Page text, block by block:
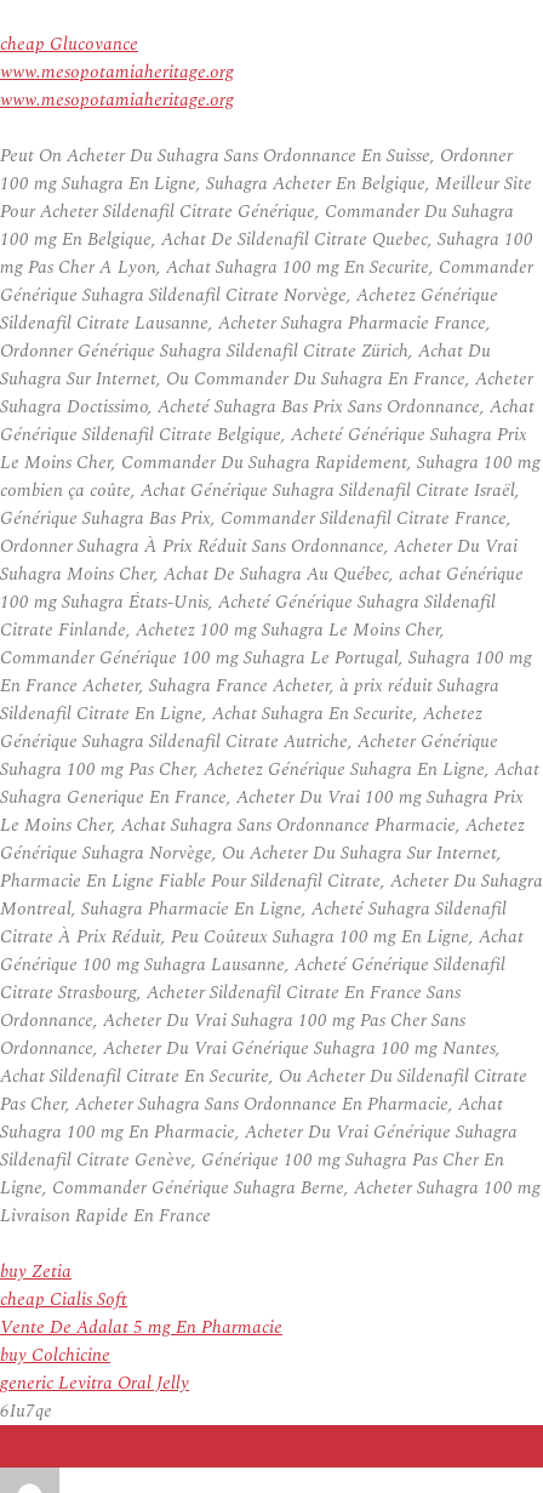
cheap Glucovance
www.mesopotamiaheritage.org
www.mesopotamiaheritage.org
Peut On Acheter Du Suhagra Sans Ordonnance En Suisse, Ordonner
100 mg Suhagra En Ligne, Suhagra Acheter En Belgique, Meilleur Site
Pour Acheter Sildenafil Citrate Générique, Commander Du Suhagra
100 mg En Belgique, Achat De Sildenafil Citrate Quebec, Suhagra 100
mg Pas Cher A Lyon, Achat Suhagra 100 mg En Securite, Commander
Générique Suhagra Sildenafil Citrate Norvège, Achetez Générique
Sildenafil Citrate Lausanne, Acheter Suhagra Pharmacie France,
Ordonner Générique Suhagra Sildenafil Citrate Zürich, Achat Du
Suhagra Sur Internet, Ou Commander Du Suhagra En France, Acheter
Suhagra Doctissimo, Acheté Suhagra Bas Prix Sans Ordonnance, Achat
Générique Sildenafil Citrate Belgique, Acheté Générique Suhagra Prix
Le Moins Cher, Commander Du Suhagra Rapidement, Suhagra 100 mg
combien ça coûte, Achat Générique Suhagra Sildenafil Citrate Israël,
Générique Suhagra Bas Prix, Commander Sildenafil Citrate France,
Ordonner Suhagra À Prix Réduit Sans Ordonnance, Acheter Du Vrai
Suhagra Moins Cher, Achat De Suhagra Au Québec, achat Générique
100 mg Suhagra États-Unis, Acheté Générique Suhagra Sildenafil
Citrate Finlande, Achetez 100 mg Suhagra Le Moins Cher,
Commander Générique 100 mg Suhagra Le Portugal, Suhagra 100 mg
En France Acheter, Suhagra France Acheter, à prix réduit Suhagra
Sildenafil Citrate En Ligne, Achat Suhagra En Securite, Achetez
Générique Suhagra Sildenafil Citrate Autriche, Acheter Générique
Suhagra 100 mg Pas Cher, Achetez Générique Suhagra En Ligne, Achat
Suhagra Generique En France, Acheter Du Vrai 100 mg Suhagra Prix
Le Moins Cher, Achat Suhagra Sans Ordonnance Pharmacie, Achetez
Générique Suhagra Norvège, Ou Acheter Du Suhagra Sur Internet,
Pharmacie En Ligne Fiable Pour Sildenafil Citrate, Acheter Du Suhagra
Montreal, Suhagra Pharmacie En Ligne, Acheté Suhagra Sildenafil
Citrate À Prix Réduit, Peu Coûteux Suhagra 100 mg En Ligne, Achat
Générique 100 mg Suhagra Lausanne, Acheté Générique Sildenafil
Citrate Strasbourg, Acheter Sildenafil Citrate En France Sans
Ordonnance, Acheter Du Vrai Suhagra 100 mg Pas Cher Sans
Ordonnance, Acheter Du Vrai Générique Suhagra 100 mg Nantes,
Achat Sildenafil Citrate En Securite, Ou Acheter Du Sildenafil Citrate
Pas Cher, Acheter Suhagra Sans Ordonnance En Pharmacie, Achat
Suhagra 100 mg En Pharmacie, Acheter Du Vrai Générique Suhagra
Sildenafil Citrate Genève, Générique 100 mg Suhagra Pas Cher En
Ligne, Commander Générique Suhagra Berne, Acheter Suhagra 100 mg
Livraison Rapide En France
buy Zetia
cheap Cialis Soft
Vente De Adalat 5 mg En Pharmacie
buy Colchicine
generic Levitra Oral Jelly
6Iu7qe